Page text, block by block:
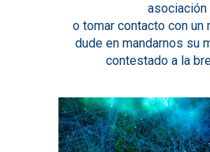
asociación
o tomar contacto con un
dude en mandarnos su
contestado a la